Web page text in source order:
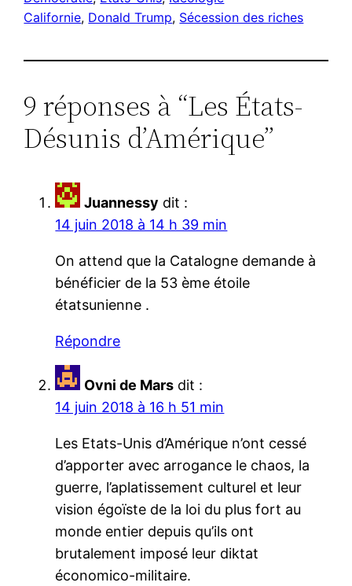
Californie, Donald Trump, Sécession des riches
9 réponses à “Les États-
Désunis d’Amérique”
Juannessy dit :
14 juin 2018 à 14 h 39 min
On attend que la Catalogne demande à
bénéficier de la 53 ème étoile
étatsunienne .
Répondre
Ovni de Mars dit :
14 juin 2018 à 16 h 51 min
Les Etats-Unis d’Amérique n’ont cessé
d’apporter avec arrogance le chaos, la
guerre, l’aplatissement culturel et leur
vision égoïste de la loi du plus fort au
monde entier depuis qu’ils ont
brutalement imposé leur diktat
économico-militaire.